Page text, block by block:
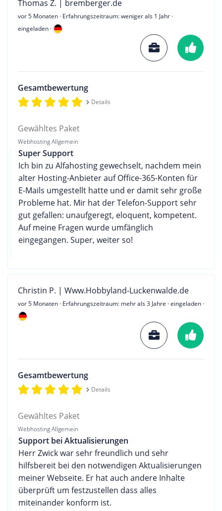
Thomas Z. | bremberger.de
vor 5 Monaten · Erfahrungszeitraum: weniger als 1 Jahr ·
eingeladen ·
Gesamtbewertung
Details
Gewähltes Paket
Webhosting Allgemein
Super Support
Ich bin zu Alfahosting gewechselt, nachdem mein
alter Hosting-Anbieter auf Office-365-Konten für
E-Mails umgestellt hatte und er damit sehr große
Probleme hat. Mir hat der Telefon-Support sehr
gut gefallen: unaufgeregt, eloquent, kompetent.
Auf meine Fragen wurde umfänglich
eingegangen. Super, weiter so!
Christin P. | Www.Hobbyland-Luckenwalde.de
vor 5 Monaten · Erfahrungszeitraum: mehr als 3 Jahre · eingeladen ·
Gesamtbewertung
Details
Gewähltes Paket
Webhosting Allgemein
Support bei Aktualisierungen
Herr Zwick war sehr freundlich und sehr
hilfsbereit bei den notwendigen Aktualisierungen
meiner Webseite. Er hat auch andere Inhalte
überprüft um festzustellen dass alles
miteinander konform ist.